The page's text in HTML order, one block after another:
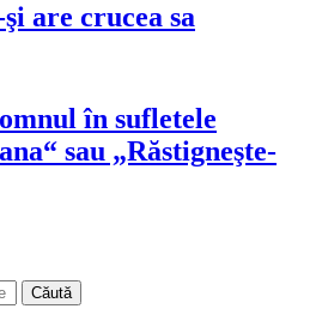
are crucea sa
în sufletele
sau „Răstigneşte-
Căută